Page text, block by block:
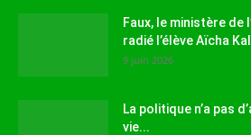
Faux, le ministère de
radié l’élève Aïcha
9 juin 2026
La politique n’a pas
vie...